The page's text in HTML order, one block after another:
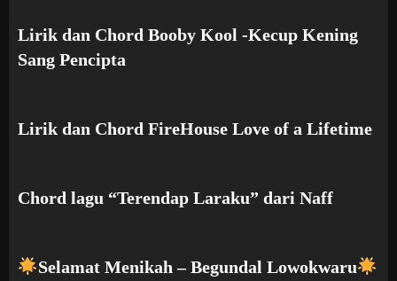
Lirik dan Chord Booby Kool -Kecup Kening
Sang Pencipta
Lirik dan Chord FireHouse Love of a Lifetime
Chord lagu “Terendap Laraku” dari Naff
Selamat Menikah – Begundal Lowokwaru